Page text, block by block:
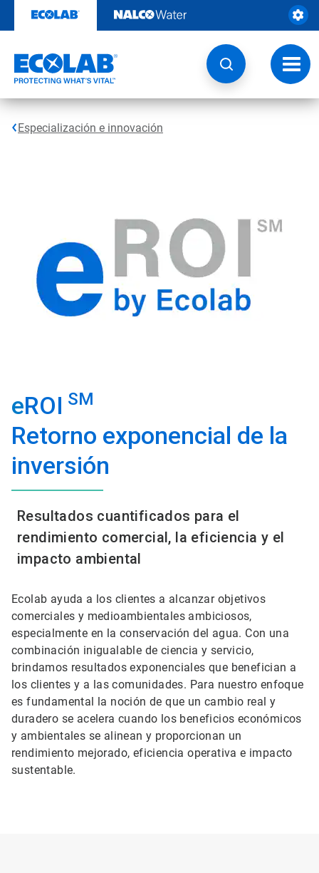
contenido
Botón
de
Especialización e innovación
eROI SM
Retorno exponencial de la
inversión
Resultados cuantificados para el
rendimiento comercial, la eficiencia y el
impacto ambiental
Ecolab ayuda a los clientes a alcanzar objetivos
comerciales y medioambientales ambiciosos,
especialmente en la conservación del agua. Con una
combinación inigualable de ciencia y servicio,
brindamos resultados exponenciales que benefician a
los clientes y a las comunidades. Para nuestro enfoque
es fundamental la noción de que un cambio real y
duradero se acelera cuando los beneficios económicos
y ambientales se alinean y proporcionan un
rendimiento mejorado, eficiencia operativa e impacto
sustentable.